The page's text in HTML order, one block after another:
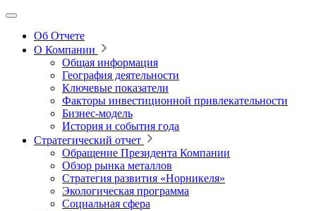
Об Отчете
О Компании
Общая информация
География деятельности
Ключевые показатели
Факторы инвестиционной привлекательности
Бизнес-модель
История и события года
Стратегический отчет
Обращение Президента Компании
Обзор рынка металлов
Стратегия развития «Норникеля»
Экологическая программа
Социальная сфера